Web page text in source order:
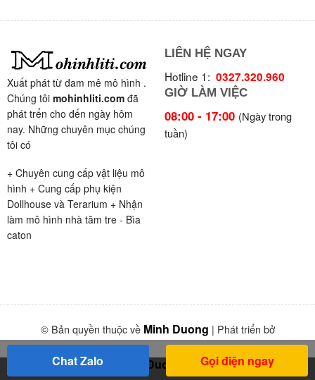
Chat Zalo Gọi điện ngay
Xuất phát từ đam mê mô hình .
Chúng tôi mohinhliti.com đã
phát trển cho đến ngày hôm
nay. Những chuyên mục chúng
tôi có
+ Chuyên cung cấp vật liệu mô
hình + Cung cấp phụ kiện
Dollhouse và Terarium + Nhận
làm mô hình nhà tăm tre - Bìa
caton
LIÊN HỆ NGAY
Hotline 1: 0327.320.960
GIỜ LÀM VIỆC
08:00 - 17:00 (Ngày trong
tuần)
© Bản quyền thuộc về Minh Duong | Phát triển bở
MinhDuong95